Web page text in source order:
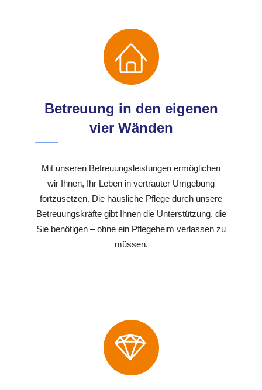
Betreuung in den eigenen
vier Wänden
Mit unseren Betreuungsleistungen ermöglichen
wir Ihnen, Ihr Leben in vertrauter Umgebung
fortzusetzen. Die häusliche Pflege durch unsere
Betreuungskräfte gibt Ihnen die Unterstützung, die
Sie benötigen – ohne ein Pflegeheim verlassen zu
müssen.